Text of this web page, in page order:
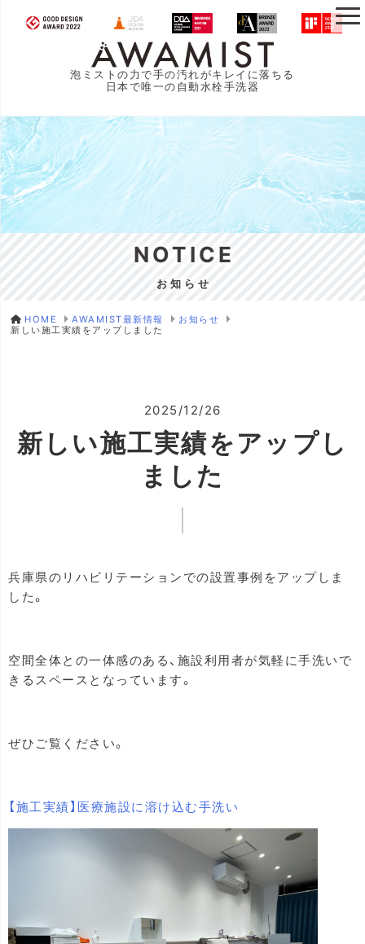
泡ミストの力で手の汚れがキレイに落ちる
日本で唯一の自動水栓手洗器
NOTICE
お知らせ
HOME AWAMIST最新情報 お知らせ
新しい施工実績をアップしました
2025/12/26
新しい施工実績をアップし
ました
兵庫県のリハビリテーションでの設置事例をアップしま
した。
空間全体との一体感のある、施設利用者が気軽に手洗いで
きるスペースとなっています。
ぜひご覧ください。
【施工実績】医療施設に溶け込む手洗い